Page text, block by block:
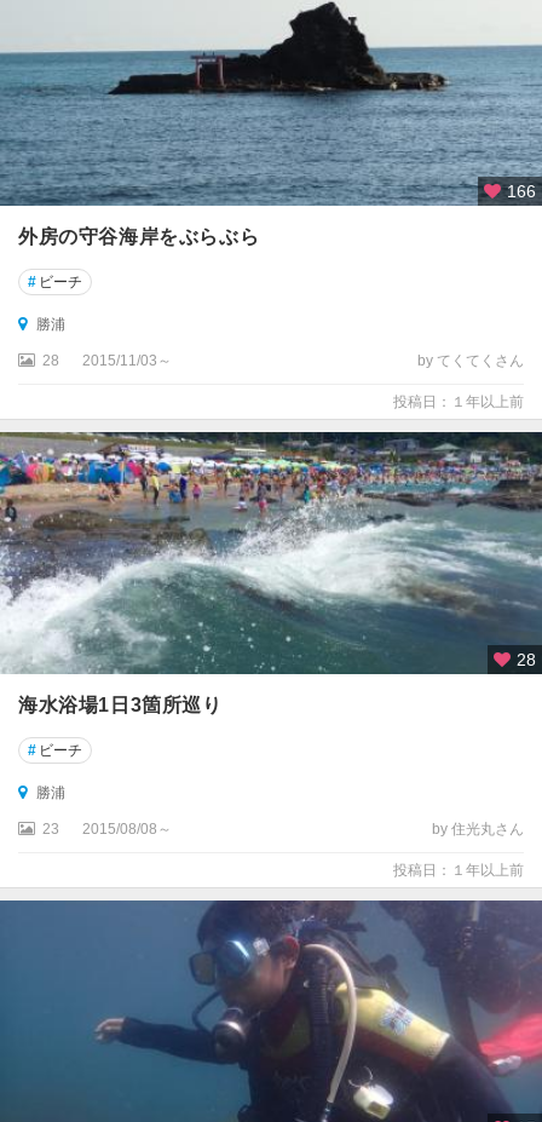
166
外房の守谷海岸をぶらぶら
# ビーチ
勝浦
28 2015/11/03～ by てくてくさん
投稿日：１年以上前
28
海水浴場1日3箇所巡り
# ビーチ
勝浦
23 2015/08/08～ by 住光丸さん
投稿日：１年以上前